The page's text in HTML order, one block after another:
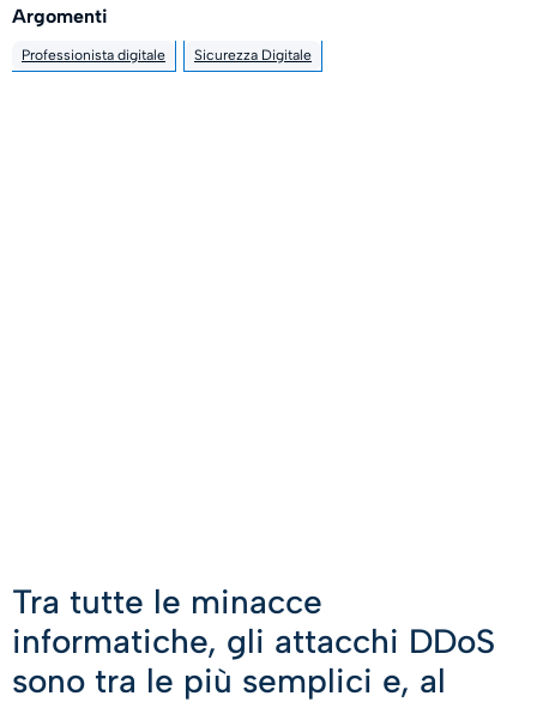
Tra tutte le minacce
informatiche, gli attacchi DDoS
sono tra le più semplici e, al
Argomenti
Professionista digitale Sicurezza Digitale